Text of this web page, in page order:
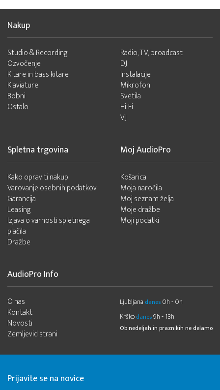
Nakup
Studio & Recording
Ozvočenje
Kitare in bass kitare
Klaviature
Bobni
Ostalo
Radio, TV, broadcast
DJ
Instalacije
Mikrofoni
Svetila
Hi-Fi
VJ
Spletna trgovina
Kako opraviti nakup
Varovanje osebnih podatkov
Garancija
Leasing
Izjava o varnosti spletnega
plačila
Dražbe
Moj AudioPro
Košarica
Moja naročila
Moj seznam želja
Moje dražbe
Moji podatki
AudioPro Info
O nas
Kontakt
Novosti
Zemljevid strani
Ljubljana danes 0h - 0h
Krško danes9h - 13h
Ob nedeljah in praznikih ne delamo
Prijavite se na novice